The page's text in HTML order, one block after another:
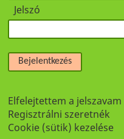
Jelszó
Bejelentkezés
Elfelejtettem a jelszavam
Regisztrálni szeretnék
Cookie (sütik) kezelése